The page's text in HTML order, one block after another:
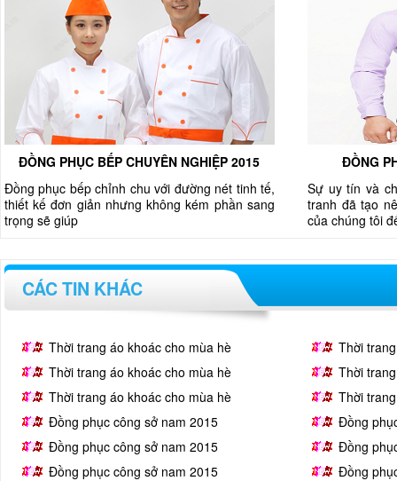
ĐỒNG PHỤC BẾP CHUYÊN NGHIỆP 2015
Đồng phục bếp chỉnh chu với đường nét tinh tế,
thiết kế đơn giản nhưng không kém phần sang
trọng sẽ giúp
ĐỒNG
Sự uy tín và
tranh đã tạo
của chúng tôi
CÁC TIN KHÁC
Thời trang áo khoác cho mùa hè
Thời
Thời trang áo khoác cho mùa hè
Thời
Thời trang áo khoác cho mùa hè
Thời
Đồng phục công sở nam 2015
Đồng
Đồng phục công sở nam 2015
Đồng
Đồng phục công sở nam 2015
Đồng